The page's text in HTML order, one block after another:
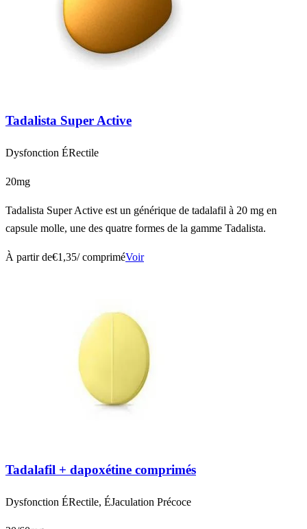
Tadalista Super Active
Dysfonction ÉRectile
20mg
Tadalista Super Active est un générique de tadalafil à 20 mg en
capsule molle, une des quatre formes de la gamme Tadalista.
À partir de€1,35/ compriméVoir
Tadalafil + dapoxétine comprimés
Dysfonction ÉRectile, ÉJaculation Précoce